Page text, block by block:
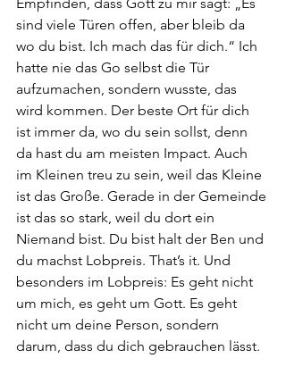
Empfinden, dass Gott zu mir sagt: „Es
sind viele Türen offen, aber bleib da
wo du bist. Ich mach das für dich.“ Ich
hatte nie das Go selbst die Tür
aufzumachen, sondern wusste, das
wird kommen. Der beste Ort für dich
ist immer da, wo du sein sollst, denn
da hast du am meisten Impact. Auch
im Kleinen treu zu sein, weil das Kleine
ist das Große. Gerade in der Gemeinde
ist das so stark, weil du dort ein
Niemand bist. Du bist halt der Ben und
du machst Lobpreis. That’s it. Und
besonders im Lobpreis: Es geht nicht
um mich, es geht um Gott. Es geht
nicht um deine Person, sondern
darum, dass du dich gebrauchen lässt.